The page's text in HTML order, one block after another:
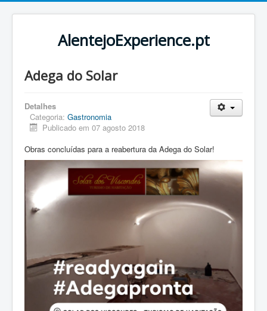
AlentejoExperience.pt
Adega do Solar
Detalhes
Categoria: Gastronomia
Publicado em 07 agosto 2018
Obras concluídas para a reabertura da Adega do Solar!